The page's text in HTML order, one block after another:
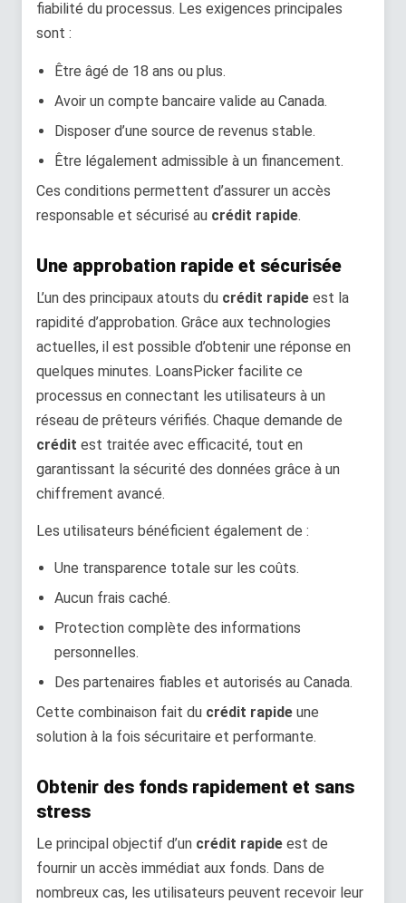
fiabilité du processus. Les exigences principales
sont :
Être âgé de 18 ans ou plus.
Avoir un compte bancaire valide au Canada.
Disposer d’une source de revenus stable.
Être légalement admissible à un financement.
Ces conditions permettent d’assurer un accès
responsable et sécurisé au crédit rapide.
Une approbation rapide et sécurisée
L’un des principaux atouts du crédit rapide est la
rapidité d’approbation. Grâce aux technologies
actuelles, il est possible d’obtenir une réponse en
quelques minutes. LoansPicker facilite ce
processus en connectant les utilisateurs à un
réseau de prêteurs vérifiés. Chaque demande de
crédit est traitée avec efficacité, tout en
garantissant la sécurité des données grâce à un
chiffrement avancé.
Les utilisateurs bénéficient également de :
Une transparence totale sur les coûts.
Aucun frais caché.
Protection complète des informations
personnelles.
Des partenaires fiables et autorisés au Canada.
Cette combinaison fait du crédit rapide une
solution à la fois sécuritaire et performante.
Obtenir des fonds rapidement et sans
stress
Le principal objectif d’un crédit rapide est de
fournir un accès immédiat aux fonds. Dans de
nombreux cas, les utilisateurs peuvent recevoir leur